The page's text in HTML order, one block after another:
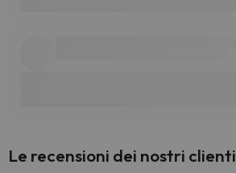
Le recensioni dei nostri clienti